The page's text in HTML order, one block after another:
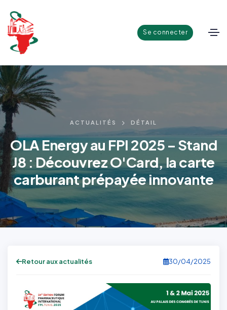
Se connecter
ACTUALITÉS DÉTAIL
OLA Energy au FPI 2025 – Stand
J8 : Découvrez O'Card, la carte
carburant prépayée innovante
Retour aux actualités 30/04/2025